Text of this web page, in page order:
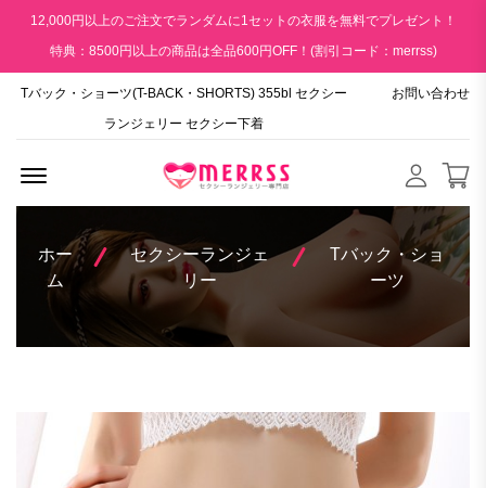
12,000円以上のご注文でランダムに1セットの衣服を無料でプレゼント！
特典：8500円以上の商品は全品600円OFF！(割引コード：merrss)
Tバック・ショーツ(T-BACK・SHORTS) 355bl セクシー
ランジェリー セクシー下着
お問い合わせ
ホー
ム
セクシーランジェ
リー
Tバック・ショ
ーツ